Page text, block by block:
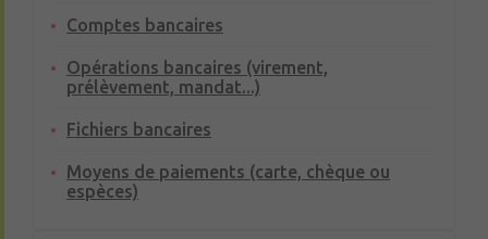
Comptes bancaires
Opérations bancaires (virement,
prélèvement, mandat...)
Fichiers bancaires
Moyens de paiements (carte, chèque ou
espèces)